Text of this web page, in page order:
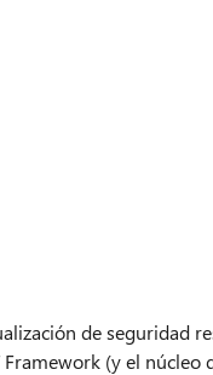
de seguridad
(y el